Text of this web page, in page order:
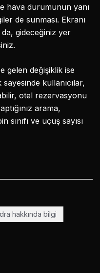
hava durumunun yanı
de sunması. Ekranı
da, gideceğiniz yer
gelen değişiklik ise
kullanıcılar,
otel rezervasyonu
arama,
sınıfı ve uçuş sayısı
hakkında bilgi